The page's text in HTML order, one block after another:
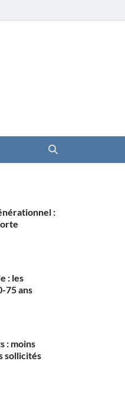
:
: les
75 ans
: moins
sollicités